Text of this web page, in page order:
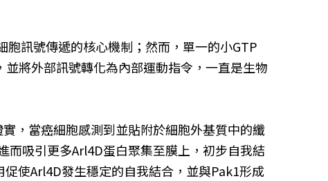
訊號傳遞的核心機制；然而，單一的小GTP
將外部訊號轉化為內部運動指令，一直是生物
，當癌細胞感測到並貼附於細胞外基質中的纖
而吸引更多Arl4D蛋白聚集至膜上，初步自我結
使Arl4D發生穩定的自我結合，並與Pak1形成